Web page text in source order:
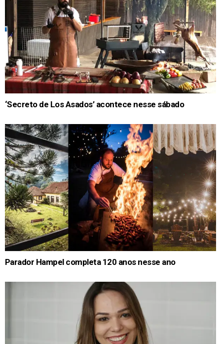
‘Secreto de Los Asados’ acontece nesse sábado
Parador Hampel completa 120 anos nesse ano